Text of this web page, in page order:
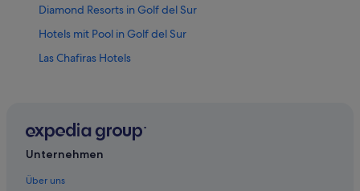
Diamond Resorts in Golf del Sur
Hotels mit Pool in Golf del Sur
Las Chafiras Hotels
Unternehmen
Über uns